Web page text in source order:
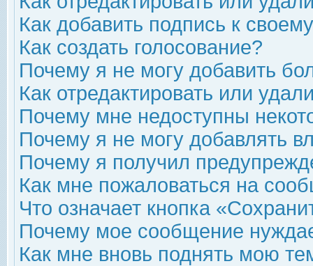
Как добавить подпись к
Как создать голосование?
Почему я не могу добавить
Как отредактировать или
Почему мне недоступны
Почему я не могу добавлять
Почему я получил
Как мне пожаловаться на
Что означает кнопка
Почему мое сообщение
Как мне вновь поднять мою